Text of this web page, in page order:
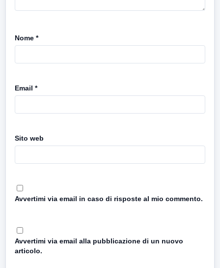
Nome *
Email *
Sito web
Avvertimi via email in caso di risposte al mio commento.
Avvertimi via email alla pubblicazione di un nuovo
articolo.